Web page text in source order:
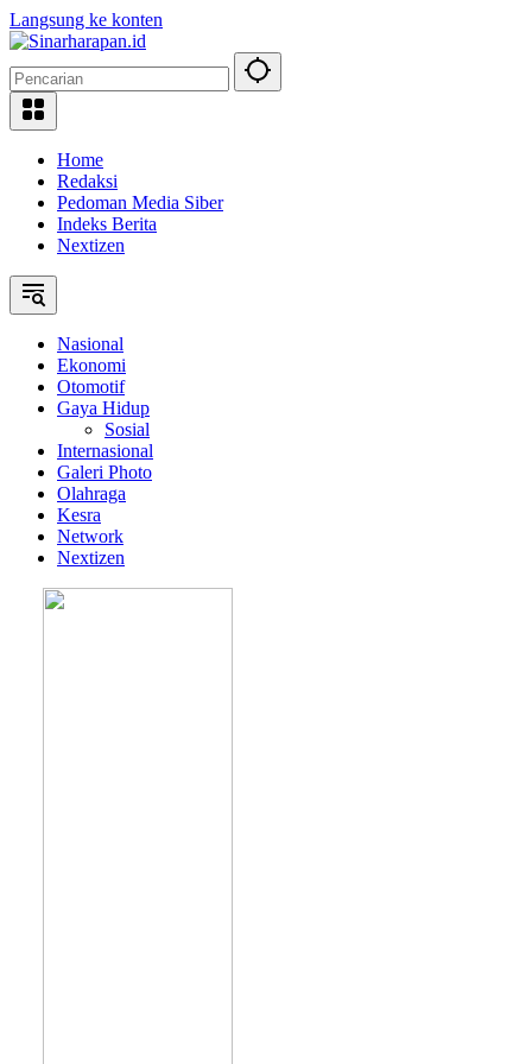
Langsung ke konten
Home
Redaksi
Pedoman Media Siber
Indeks Berita
Nextizen
Nasional
Ekonomi
Otomotif
Gaya Hidup
Sosial
Internasional
Galeri Photo
Olahraga
Kesra
Network
Nextizen